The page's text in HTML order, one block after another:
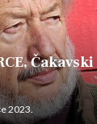
2023.